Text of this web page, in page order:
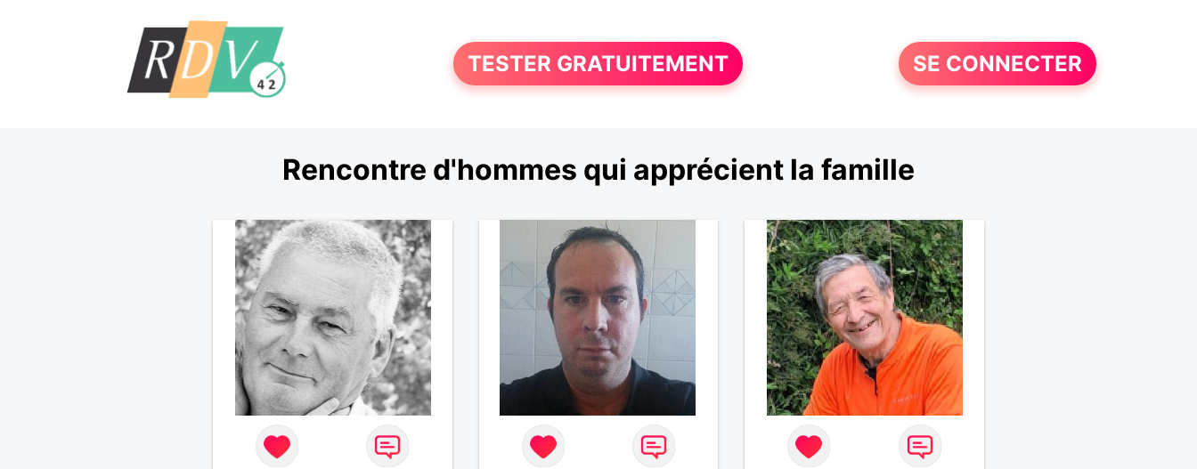
TESTER GRATUITEMENT SE CONNECTER
Rencontre d'hommes qui apprécient la famille